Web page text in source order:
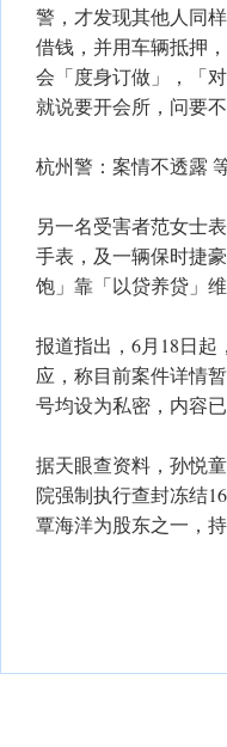
警，才发现其他人同
借钱，并用车辆抵押
会「度身订做」，「
就说要开会所，问要不
杭州警：案情不透露
另一名受害者范女士
手表，及一辆保时捷
饱」靠「以贷养贷」
报道指出，6月18日
应，称目前案件详情
号均设为私密，内容已
据天眼查资料，孙悦
院强制执行查封冻结
覃海洋为股东之一，